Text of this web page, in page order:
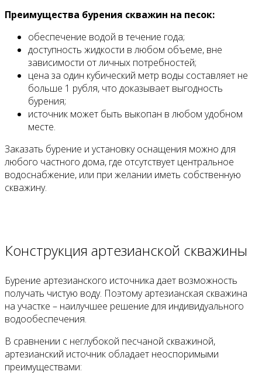
Преимущества бурения скважин на песок:
обеспечение водой в течение года;
доступность жидкости в любом объеме, вне
зависимости от личных потребностей;
цена за один кубический метр воды составляет не
больше 1 рубля, что доказывает выгодность
бурения;
источник может быть выкопан в любом удобном
месте.
Заказать бурение и установку оснащения можно для
любого частного дома, где отсутствует центральное
водоснабжение, или при желании иметь собственную
скважину.
Конструкция артезианской скважины
Бурение артезианского источника дает возможность
получать чистую воду. Поэтому артезианская скважина
на участке – наилучшее решение для индивидуального
водообеспечения.
В сравнении с неглубокой песчаной скважиной,
артезианский источник обладает неоспоримыми
преимуществами: